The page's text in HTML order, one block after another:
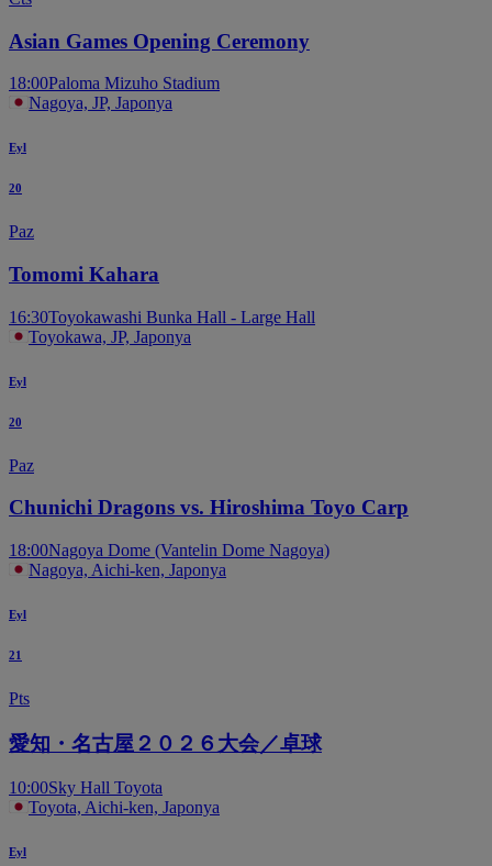
Asian Games Opening Ceremony
18:00Paloma Mizuho Stadium
Nagoya, JP, Japonya
Eyl
20
Paz
Tomomi Kahara
16:30Toyokawashi Bunka Hall - Large Hall
Toyokawa, JP, Japonya
Eyl
20
Paz
Chunichi Dragons vs. Hiroshima Toyo Carp
18:00Nagoya Dome (Vantelin Dome Nagoya)
Nagoya, Aichi-ken, Japonya
Eyl
21
Pts
愛知・名古屋２０２６大会／卓球
10:00Sky Hall Toyota
Toyota, Aichi-ken, Japonya
Eyl